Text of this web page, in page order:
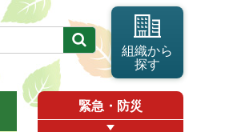
組織から
探す
緊急・防災